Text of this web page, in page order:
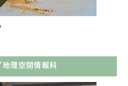
地理空間情報科